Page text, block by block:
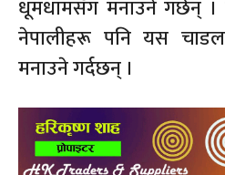
धूमधामसँग मनाउने गर्छन् ।
नेपालीहरू पनि यस
मनाउने गर्दछन् ।